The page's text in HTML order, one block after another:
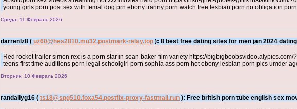
young girls porn post sex with femal dog prn ebony tranny porn watch free lesbian porn no obligation
Среда, 11 Февраль 2026
darrenlz8 ( uz60@hes2810.mu32.postmark-relay.top ): 8 best free dating sites for men jan 2024
Red rocket trailer simon rex is a porn star in sean baker film variety https://bigbigboobsvideo.alypics.com/
teens first time auditions porn legal schoolgirl porn sophia ass porn hot ebony lesbian porn pics umder
Вторник, 10 Февраль 2026
randallyg16 ( ts18@spg510.foxa54.postfix-proxy-fastmail.run ): Free british porn tube english sex